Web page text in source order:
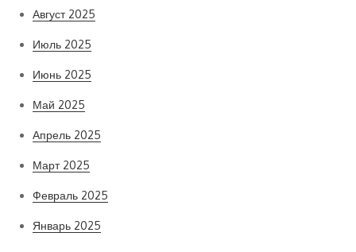
Август 2025
Июль 2025
Июнь 2025
Май 2025
Апрель 2025
Март 2025
Февраль 2025
Январь 2025